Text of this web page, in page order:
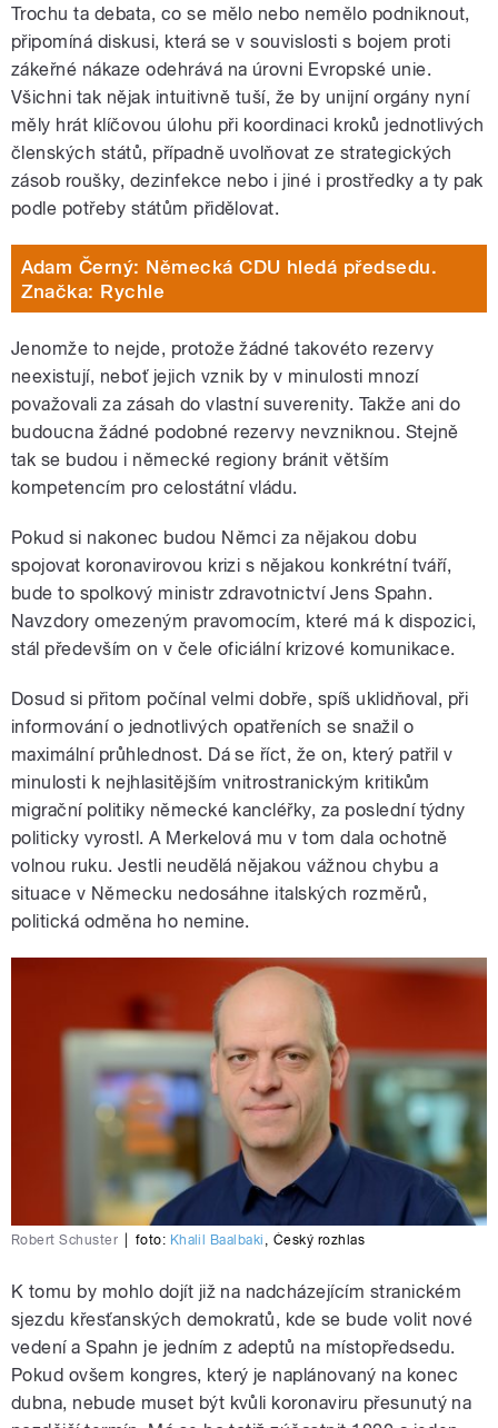
Trochu ta debata, co se mělo nebo nemělo podniknout,
připomíná diskusi, která se v souvislosti s bojem proti
zákeřné nákaze odehrává na úrovni Evropské unie.
Všichni tak nějak intuitivně tuší, že by unijní orgány nyní
měly hrát klíčovou úlohu při koordinaci kroků jednotlivých
členských států, případně uvolňovat ze strategických
zásob roušky, dezinfekce nebo i jiné i prostředky a ty pak
podle potřeby státům přidělovat.
Adam Černý: Německá CDU hledá předsedu.
Značka: Rychle
Jenomže to nejde, protože žádné takovéto rezervy
neexistují, neboť jejich vznik by v minulosti mnozí
považovali za zásah do vlastní suverenity. Takže ani do
budoucna žádné podobné rezervy nevzniknou. Stejně
tak se budou i německé regiony bránit větším
kompetencím pro celostátní vládu.
Pokud si nakonec budou Němci za nějakou dobu
spojovat koronavirovou krizi s nějakou konkrétní tváří,
bude to spolkový ministr zdravotnictví Jens Spahn.
Navzdory omezeným pravomocím, které má k dispozici,
stál především on v čele oficiální krizové komunikace.
Dosud si přitom počínal velmi dobře, spíš uklidňoval, při
informování o jednotlivých opatřeních se snažil o
maximální průhlednost. Dá se říct, že on, který patřil v
minulosti k nejhlasitějším vnitrostranickým kritikům
migrační politiky německé kancléřky, za poslední týdny
politicky vyrostl. A Merkelová mu v tom dala ochotně
volnou ruku. Jestli neudělá nějakou vážnou chybu a
situace v Německu nedosáhne italských rozměrů,
politická odměna ho nemine.
Robert Schuster foto: Khalil Baalbaki , Český rozhlas
K tomu by mohlo dojít již na nadcházejícím stranickém
sjezdu křesťanských demokratů, kde se bude volit nové
vedení a Spahn je jedním z adeptů na místopředsedu.
Pokud ovšem kongres, který je naplánovaný na konec
dubna, nebude muset být kvůli koronaviru přesunutý na